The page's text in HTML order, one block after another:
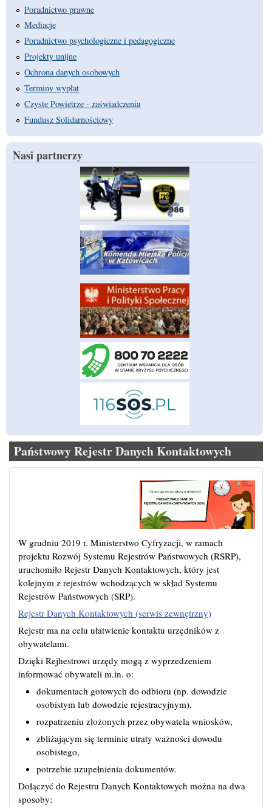
Poradnictwo prawne
Mediacje
Poradnictwo psychologiczne i pedagogiczne
Projekty unijne
Ochrona danych osobowych
Terminy wypłat
Czyste Powietrze - zaświadczenia
Fundusz Solidarnościowy
Nasi partnerzy
Państwowy Rejestr Danych Kontaktowych
W grudniu 2019 r. Ministerstwo Cyfryzacji, w ramach
projektu Rozwój Systemu Rejestrów Państwowych (RSRP),
uruchomiło Rejestr Danych Kontaktowych, który jest
kolejnym z rejestrów wchodzących w skład Systemu
Rejestrów Państwowych (SRP).
Rejestr Danych Kontaktowych (serwis zewnętrzny)
Rejestr ma na celu ułatwienie kontaktu urzędników z
obywatelami.
Dzięki Rejhestrowi urzędy mogą z wyprzedzeniem
informować obywateli m.in. o:
dokumentach gotowych do odbioru (np. dowodzie
osobistym lub dowodzie rejestracyjnym),
rozpatrzeniu złożonych przez obywatela wniosków,
zbliżającym się terminie utraty ważności dowodu
osobistego,
potrzebie uzupełnienia dokumentów.
Dołączyć do Rejestru Danych Kontaktowych można na dwa
sposoby: